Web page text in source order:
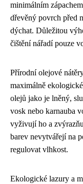
minimálním
dřevěný povrch před
dýchat. Důležitou
čištění nářadí pouze
Přírodní olejové
maximálně
olejů jako je lněný,
vosk nebo karnauba
vyživují ho a
barev nevytvářejí na
regulovat vlhkost.
Ekologické lazury a